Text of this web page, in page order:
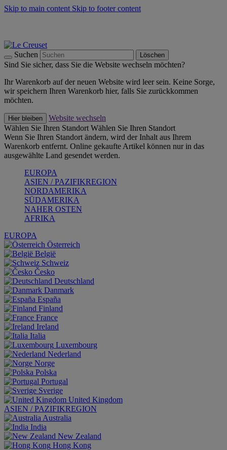
Skip to main content Skip to footer content
Suchen Löschen
Sind Sie sicher, dass Sie die Website wechseln möchten?
Ihr Warenkorb auf der neuen Website wird leer sein. Keine Sorge,
wir speichern Ihren Warenkorb hier, falls Sie zurückkommen
möchten.
Hier bleiben
Website wechseln
Wählen Sie Ihren Standort Wählen Sie Ihren Standort
Wenn Sie Ihren Standort ändern, wird der Inhalt aus Ihrem
Warenkorb entfernt. Online gekaufte Artikel können nur in das
ausgewählte Land gesendet werden.
EUROPA
ASIEN / PAZIFIKREGION
NORDAMERIKA
SÜDAMERIKA
NAHER OSTEN
AFRIKA
EUROPA
Österreich
België
Schweiz
Česko
Deutschland
Danmark
España
Finland
France
Ireland
Italia
Luxembourg
Nederland
Norge
Polska
Portugal
Sverige
United Kingdom
ASIEN / PAZIFIKREGION
Australia
India
New Zealand
Hong Kong